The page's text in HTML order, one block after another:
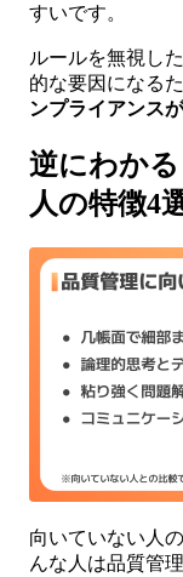
すいです。
ルールを無視し
的な要因になる
ンプライアンス
逆にわか
人の特徴4
向いていない人
んな人は品質管